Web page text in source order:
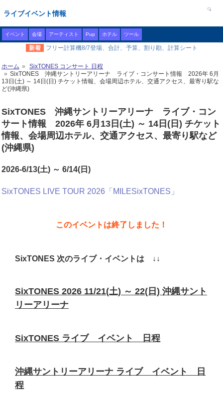
ライブイベント情報
イベント 会場 アーティスト Pup ホテル ツール
新着 フリー計算機8/7登場、合計、予算、割り勘、計算シート
ホーム
SixTONES コンサート 日程
SixTONES 沖縄サントリーアリーナ ライブ・コンサート情報 2026年 6月
13日(土) ～ 14日(日) チケット情報、会場周辺ホテル、交通アクセス、最寄り駅な
ど(沖縄県)
SixTONES 沖縄サントリーアリーナ ライブ・コン
サート情報 2026年 6月13日(土) ～ 14日(日) チケット
情報、会場周辺ホテル、交通アクセス、最寄り駅など
(沖縄県)
2026-6/13(土) ～ 6/14(日)
SixTONES LIVE TOUR 2026「MILESixTONES」
このイベントは終了しました！
SixTONES 次のライブ・イベントは ↓↓
SixTONES 2026 11/21(土) ～ 22(日) 沖縄サント
リーアリーナ
SixTONES ライブ イベント 日程
沖縄サントリーアリーナ ライブ イベント 日
程